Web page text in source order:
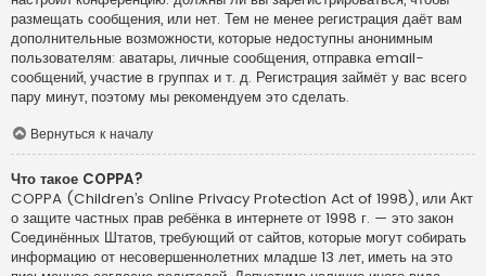
размещать сообщения, или нет. Тем не менее регистрация даёт вам
дополнительные возможности, которые недоступны анонимным
пользователям: аватары, личные сообщения, отправка email-
сообщений, участие в группах и т. д. Регистрация займёт у вас всего
пару минут, поэтому мы рекомендуем это сделать.
Вернуться к началу
Что такое COPPA?
COPPA (Children’s Online Privacy Protection Act of 1998), или Акт
о защите частных прав ребёнка в интернете от 1998 г. — это закон
Соединённых Штатов, требующий от сайтов, которые могут собирать
информацию от несовершеннолетних младше 13 лет, иметь на это